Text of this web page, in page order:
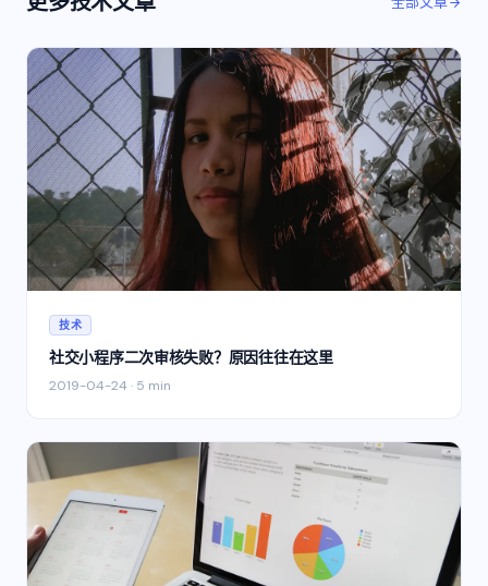
技术
社交小程序二次审核失败？原因往往在这里
2019-04-24 · 5 min